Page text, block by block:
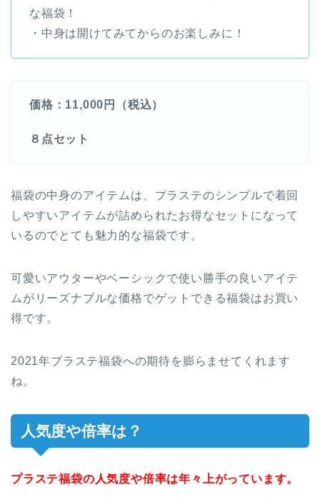
な福袋！
・中身は開けてみてからのお楽しみに！
価格：11,000円（税込）
８点セット
福袋の中身のアイテムは、プラステのシンプルで着回
しやすいアイテムが詰められたお得なセットになって
いるのでとても魅力的な福袋です。
可愛いアウターやベーシックで使い勝手の良いアイテ
ムがリーズナブルな価格でゲットできる福袋はお買い
得です。
2021年プラステ福袋への期待を膨らませてくれます
ね。
人気度や倍率は？
プラステ福袋の人気度や倍率は年々上がっています。